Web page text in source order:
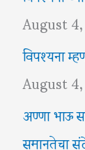
August
विपश्यना
August
अण्णा भाऊ